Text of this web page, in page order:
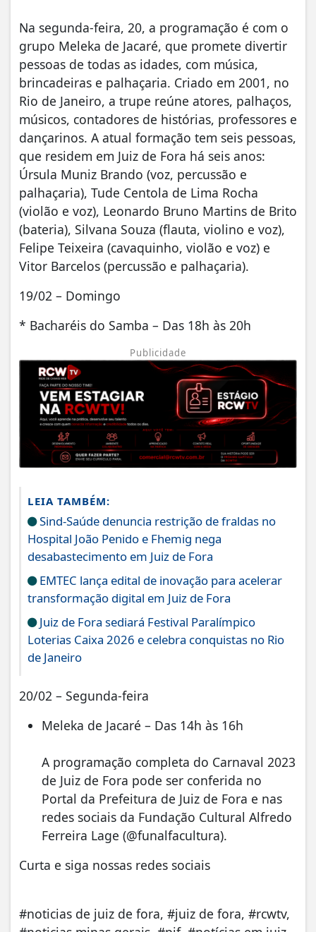
Na segunda-feira, 20, a programação é com o
grupo Meleka de Jacaré, que promete divertir
pessoas de todas as idades, com música,
brincadeiras e palhaçaria. Criado em 2001, no
Rio de Janeiro, a trupe reúne atores, palhaços,
músicos, contadores de histórias, professores e
dançarinos. A atual formação tem seis pessoas,
que residem em Juiz de Fora há seis anos:
Úrsula Muniz Brando (voz, percussão e
palhaçaria), Tude Centola de Lima Rocha
(violão e voz), Leonardo Bruno Martins de Brito
(bateria), Silvana Souza (flauta, violino e voz),
Felipe Teixeira (cavaquinho, violão e voz) e
Vitor Barcelos (percussão e palhaçaria).
19/02 – Domingo
* Bacharéis do Samba – Das 18h às 20h
Publicidade
LEIA TAMBÉM:
Sind-Saúde denuncia restrição de fraldas no
Hospital João Penido e Fhemig nega
desabastecimento em Juiz de Fora
EMTEC lança edital de inovação para acelerar
transformação digital em Juiz de Fora
Juiz de Fora sediará Festival Paralímpico
Loterias Caixa 2026 e celebra conquistas no Rio
de Janeiro
20/02 – Segunda-feira
Meleka de Jacaré – Das 14h às 16h
A programação completa do Carnaval 2023
de Juiz de Fora pode ser conferida no
Portal da Prefeitura de Juiz de Fora e nas
redes sociais da Fundação Cultural Alfredo
Ferreira Lage (@funalfacultura).
Curta e siga nossas redes sociais
#noticias de juiz de fora, #juiz de fora, #rcwtv,